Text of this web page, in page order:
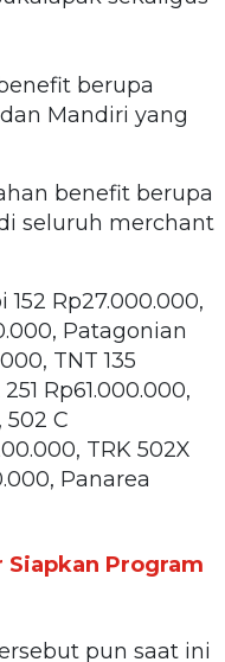
berupa
Mandiri yang
benefit berupa
seluruh merchant
Rp27.000.000,
Patagonian
TNT 135
Rp61.000.000,
502 C
TRK 502X
Panarea
Siapkan Program
pun saat ini